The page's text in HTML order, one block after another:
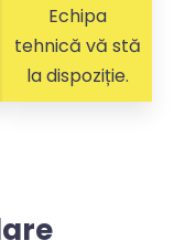
Echipa
tehnică vă stă
la dispoziție.